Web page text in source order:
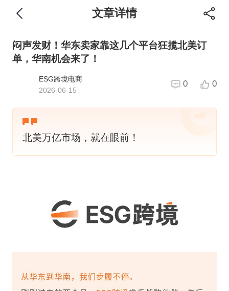
文章详情
闷声发财！华东卖家靠这几个平台狂揽北美订
单，华南机会来了！
ESG跨境电商
2026-06-15
0 0
北美万亿市场，就在眼前！